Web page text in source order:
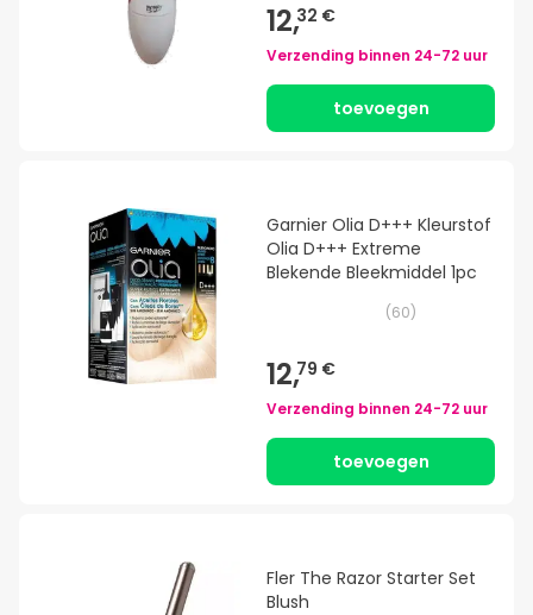
12,32 €
Verzending binnen 24-72 uur
toevoegen
Garnier Olia D+++ Kleurstof
Olia D+++ Extreme
Blekende Bleekmiddel 1pc
(60)
12,79 €
Verzending binnen 24-72 uur
toevoegen
Fler The Razor Starter Set
Blush